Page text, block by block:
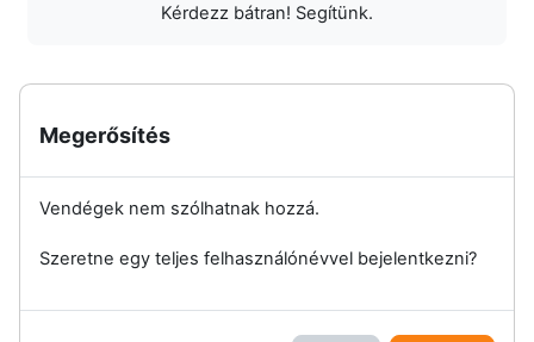
Kérdezz bátran! Segítünk.
Megerősítés
Vendégek nem szólhatnak hozzá.
Szeretne egy teljes felhasználónévvel bejelentkezni?